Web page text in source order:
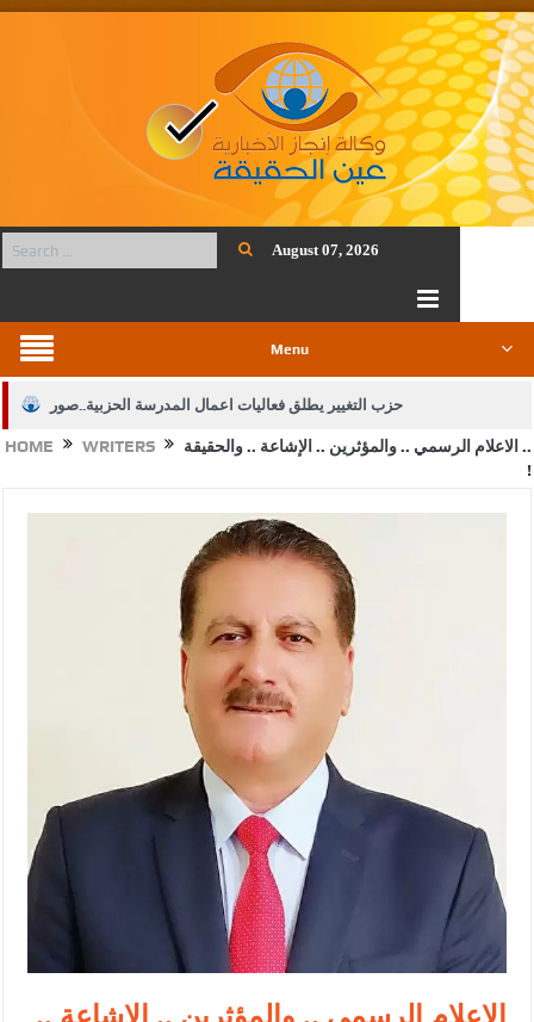
August 07, 2026
Menu
حزب التغيير يطلق فعاليات اعمال المدرسة الحزبية..صور
الجيش يفتح باب التجنيد لحملة البكالوريوس في الحقوق والقانون
الإسلامية والمسيحية
الأمن يتلف 16 مليون حبة كبتاجون و1480 كغم مواد مخدرة
النواب يقر مشروع تعديل قانون الملكية العقارية
القاضي يلتقي رؤساء تحرير الصحف اليومية ويؤكد حرص مجلس النواب
على شراكة فاعلة مع الإعلام
دعوة المكلفين بخدمة العلم (الدفعة الثالثة) إلى مراجعة منصة خدمة
العلم
الملك يلتقي مجموعة من رفاق السلاح
الملك يتلقى اتصالا هاتفيا من العاهل البحريني
القاضي محمود أحمد فريحات.. مبارك ومزيدا من التوفيق
HOME WRITERS
الاعلام الرسمي .. والمؤثرين .. الإشاعة .. والحقيقة ..
!